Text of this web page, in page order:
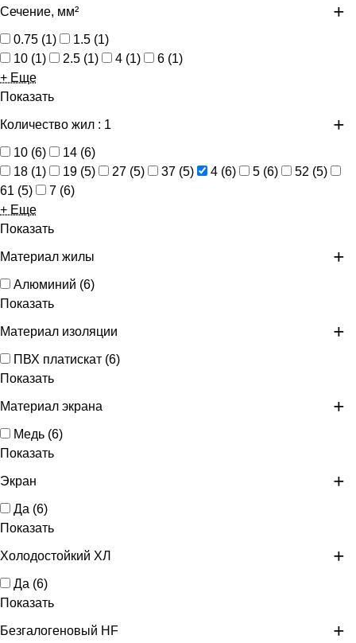
Сечение, мм²
0.75 (1) 1.5 (1)
10 (1) 2.5 (1) 4 (1) 6 (1)
+ Еще
Показать
Количество жил : 1
10 (6) 14 (6)
18 (1) 19 (5) 27 (5) 37 (5) 4 (6) 5 (6) 52 (5)
61 (5) 7 (6)
+ Еще
Показать
Материал жилы
Алюминий (6)
Показать
Материал изоляции
ПВХ платискат (6)
Показать
Материал экрана
Медь (6)
Показать
Экран
Да (6)
Показать
Холодостойкий ХЛ
Да (6)
Показать
Безгалогеновый HF